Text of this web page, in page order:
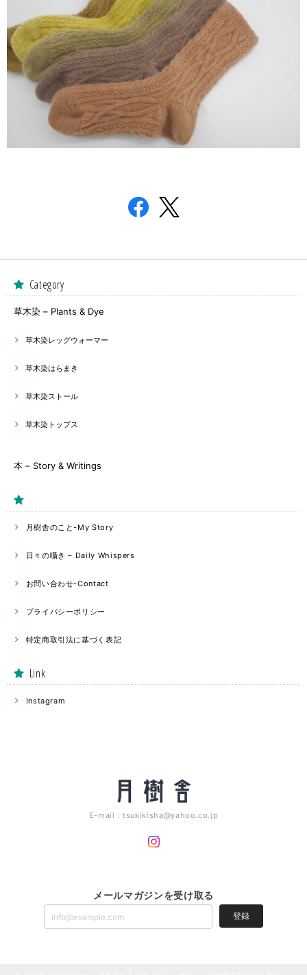
Category
草木染 – Plants & Dye
草木染レッグウォーマー
草木染はらまき
草木染ストール
草木染トップス
本 – Story & Writings
月樹舎のこと-My Story
日々の囁き – Daily Whispers
お問い合わせ-Contact
プライバシーポリシー
特定商取引法に基づく表記
Link
Instagram
E-mail：tsukikisha@yahoo.co.jp
メールマガジンを受け取る
登録